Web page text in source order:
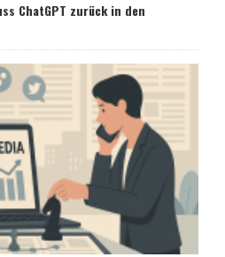
ChatGPT zurück in den